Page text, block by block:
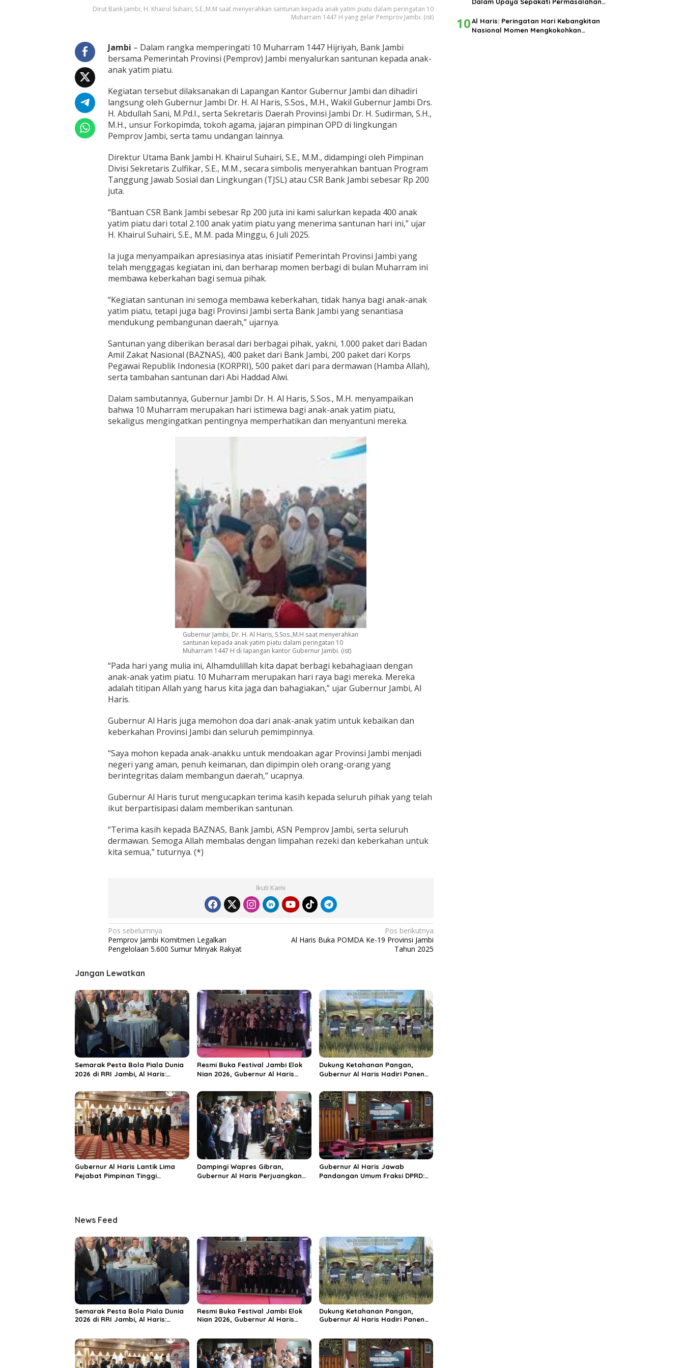
Y
m
P
i
a
u
Dirut Bank Jambi, H. Khairul Suhairi, S.E.,M.M saat menyerahkan santunan kepada anak yatim piatu dalam peringatan 10
Muharram 1447 H yang gelar Pemprov Jambi. (ist)
Jambi – Dalam rangka memperingati 10 Muharram 1447 Hijriyah, Bank Jambi
bersama Pemerintah Provinsi (Pemprov) Jambi menyalurkan santunan kepada anak-
anak yatim piatu.
Kegiatan tersebut dilaksanakan di Lapangan Kantor Gubernur Jambi dan dihadiri
langsung oleh Gubernur Jambi Dr. H. Al Haris, S.Sos., M.H., Wakil Gubernur Jambi Drs.
H. Abdullah Sani, M.Pd.I., serta Sekretaris Daerah Provinsi Jambi Dr. H. Sudirman, S.H.,
M.H., unsur Forkopimda, tokoh agama, jajaran pimpinan OPD di lingkungan
Pemprov Jambi, serta tamu undangan lainnya.
Direktur Utama Bank Jambi H. Khairul Suhairi, S.E., M.M., didampingi oleh Pimpinan
Divisi Sekretaris Zulfikar, S.E., M.M., secara simbolis menyerahkan bantuan Program
Tanggung Jawab Sosial dan Lingkungan (TJSL) atau CSR Bank Jambi sebesar Rp 200
juta.
“Bantuan CSR Bank Jambi sebesar Rp 200 juta ini kami salurkan kepada 400 anak
yatim piatu dari total 2.100 anak yatim piatu yang menerima santunan hari ini,” ujar
H. Khairul Suhairi, S.E., M.M. pada Minggu, 6 Juli 2025.
Ia juga menyampaikan apresiasinya atas inisiatif Pemerintah Provinsi Jambi yang
telah menggagas kegiatan ini, dan berharap momen berbagi di bulan Muharram ini
membawa keberkahan bagi semua pihak.
“Kegiatan santunan ini semoga membawa keberkahan, tidak hanya bagi anak-anak
yatim piatu, tetapi juga bagi Provinsi Jambi serta Bank Jambi yang senantiasa
mendukung pembangunan daerah,” ujarnya.
Santunan yang diberikan berasal dari berbagai pihak, yakni, 1.000 paket dari Badan
Amil Zakat Nasional (BAZNAS), 400 paket dari Bank Jambi, 200 paket dari Korps
Pegawai Republik Indonesia (KORPRI), 500 paket dari para dermawan (Hamba Allah),
serta tambahan santunan dari Abi Haddad Alwi.
Dalam sambutannya, Gubernur Jambi Dr. H. Al Haris, S.Sos., M.H. menyampaikan
bahwa 10 Muharram merupakan hari istimewa bagi anak-anak yatim piatu,
sekaligus mengingatkan pentingnya memperhatikan dan menyantuni mereka.
Gubernur Jambi, Dr. H. Al Haris, S.Sos.,M.H saat menyerahkan
santunan kepada anak yatim piatu dalam peringatan 10
Muharram 1447 H di lapangan kantor Gubernur Jambi. (ist)
“Pada hari yang mulia ini, Alhamdulillah kita dapat berbagi kebahagiaan dengan
anak-anak yatim piatu. 10 Muharram merupakan hari raya bagi mereka. Mereka
adalah titipan Allah yang harus kita jaga dan bahagiakan,” ujar Gubernur Jambi, Al
Haris.
Gubernur Al Haris juga memohon doa dari anak-anak yatim untuk kebaikan dan
keberkahan Provinsi Jambi dan seluruh pemimpinnya.
“Saya mohon kepada anak-anakku untuk mendoakan agar Provinsi Jambi menjadi
negeri yang aman, penuh keimanan, dan dipimpin oleh orang-orang yang
berintegritas dalam membangun daerah,” ucapnya.
Gubernur Al Haris turut mengucapkan terima kasih kepada seluruh pihak yang telah
ikut berpartisipasi dalam memberikan santunan.
“Terima kasih kepada BAZNAS, Bank Jambi, ASN Pemprov Jambi, serta seluruh
dermawan. Semoga Allah membalas dengan limpahan rezeki dan keberkahan untuk
kita semua,” tuturnya. (*)
Ikuti Kami
N
a
i
g
a
s
i
p
o
s
Pos sebelumnya
Pemprov Jambi Komitmen Legalkan
Pengelolaan 5.600 Sumur Minyak Rakyat
Pos berikutnya
Al Haris Buka POMDA Ke-19 Provinsi Jambi
Tahun 2025
Jangan Lewatkan
Semarak Pesta Bola Piala Dunia
2026 di RRI Jambi, Al Haris:
Rakyat
Resmi Buka Festival Jambi Elok
Nian 2026, Gubernur Al Haris
Destinasi Wisata Budaya
Unggulan
Dukung Ketahanan Pangan,
Gubernur Al Haris Hadiri Panen
Tanjungjabung Timur
Gubernur Al Haris Lantik Lima
Pejabat Pimpinan Tinggi
Dampingi Wapres Gibran,
Gubernur Al Haris Perjuangkan
Gubernur Al Haris Jawab
Pandangan Umum Fraksi DPRD:
News Feed
Semarak Pesta Bola Piala Dunia
2026 di RRI Jambi, Al Haris:
Resmi Buka Festival Jambi Elok
Nian 2026, Gubernur Al Haris
Unggulan
Dukung Ketahanan Pangan,
Gubernur Al Haris Hadiri Panen
Dalam Upaya Sepakati Permasalahan
10Al Haris: Peringatan Hari Kebangkitan
Nasional Momen Mengkokohkan